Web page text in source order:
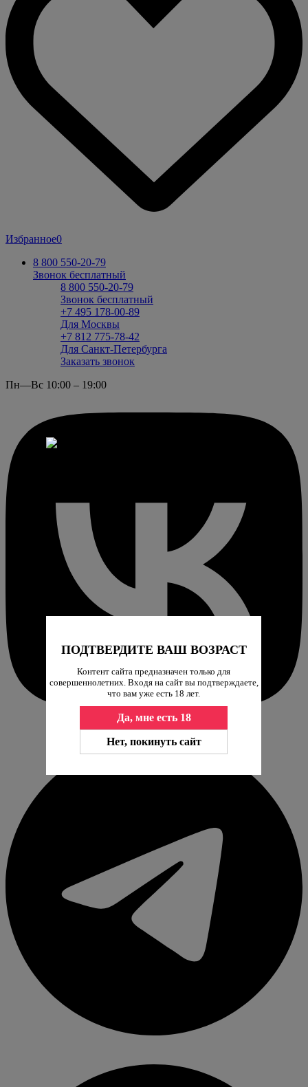
ПОДТВЕРДИТЕ ВАШ ВОЗРАСТ
Контент сайта предназначен только для
совершеннолетних. Входя на сайт вы подтверждаете,
что вам уже есть 18 лет.
Да, мне есть 18
Нет, покинуть сайт
Избранное0
8 800 550-20-79
Звонок бесплатный
8 800 550-20-79
Звонок бесплатный
+7 495 178-00-89
Для Москвы
+7 812 775-78-42
Для Санкт-Петербурга
Заказать звонок
Пн—Вс 10:00 – 19:00